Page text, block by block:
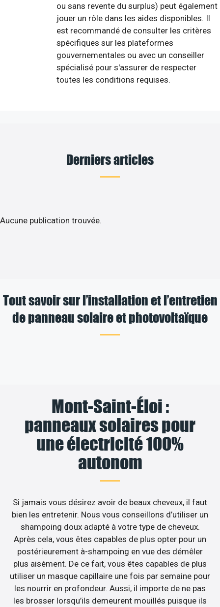
ou sans revente du surplus) peut également
jouer un rôle dans les aides disponibles. Il
est recommandé de consulter les critères
spécifiques sur les plateformes
gouvernementales ou avec un conseiller
spécialisé pour s'assurer de respecter
toutes les conditions requises.
Derniers articles
Aucune publication trouvée.
Tout savoir sur l’installation et l’entretien
de panneau solaire et photovoltaïque
Mont-Saint-Éloi :
panneaux solaires pour
une électricité 100%
autonom
Si jamais vous désirez avoir de beaux cheveux, il faut
bien les entretenir. Nous vous conseillons d’utiliser un
shampoing doux adapté à votre type de cheveux.
Après cela, vous êtes capables de plus opter pour un
postérieurement à-shampoing en vue des démêler
plus aisément. De ce fait, vous êtes capables de plus
utiliser un masque capillaire une fois par semaine pour
les nourrir en profondeur. Aussi, il importe de ne pas
les brosser lorsqu’ils demeurent mouillés puisque ils